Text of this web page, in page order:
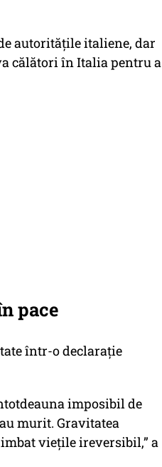
autoritățile italiene, dar
călători în Italia pentru a
pace
într-o declarație
imposibil de
murit. Gravitatea
viețile ireversibil,” a